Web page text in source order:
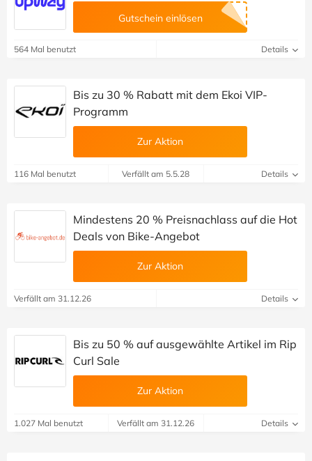
Gutschein einlösen
564 Mal benutzt Details
Bis zu 30 % Rabatt mit dem Ekoi VIP-
Programm
Zur Aktion
116 Mal benutzt Verfällt am 5.5.28 Details
Mindestens 20 % Preisnachlass auf die Hot
Deals von Bike-Angebot
Zur Aktion
Verfällt am 31.12.26 Details
Bis zu 50 % auf ausgewählte Artikel im Rip
Curl Sale
Zur Aktion
1.027 Mal benutzt Verfällt am 31.12.26 Details